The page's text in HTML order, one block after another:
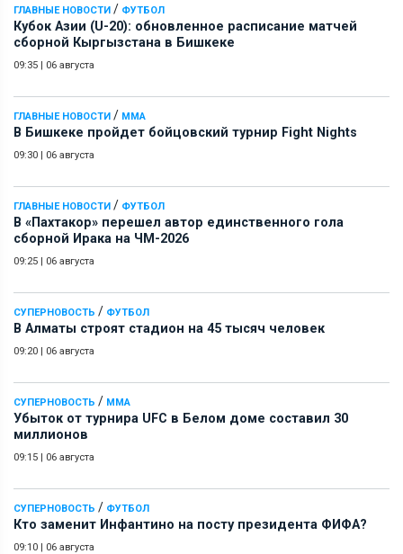
ГЛАВНЫЕ НОВОСТИ / ФУТБОЛ
Кубок Азии (U-20): обновленное расписание матчей
сборной Кыргызстана в Бишкеке
09:35 | 06 августа
ГЛАВНЫЕ НОВОСТИ / ММА
В Бишкеке пройдет бойцовский турнир Fight Nights
09:30 | 06 августа
ГЛАВНЫЕ НОВОСТИ / ФУТБОЛ
В «Пахтакор» перешел автор единственного гола
сборной Ирака на ЧМ-2026
09:25 | 06 августа
СУПЕРНОВОСТЬ / ФУТБОЛ
В Алматы строят стадион на 45 тысяч человек
09:20 | 06 августа
СУПЕРНОВОСТЬ / ММА
Убыток от турнира UFC в Белом доме составил 30
миллионов
09:15 | 06 августа
СУПЕРНОВОСТЬ / ФУТБОЛ
Кто заменит Инфантино на посту президента ФИФА?
09:10 | 06 августа